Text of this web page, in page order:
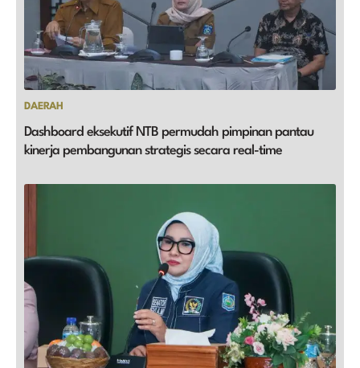
DAERAH
Dashboard eksekutif NTB permudah pimpinan pantau
kinerja pembangunan strategis secara real-time